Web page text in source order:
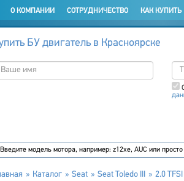
О КОМПАНИИ СОТРУДНИЧЕСТВО КАК КУПИТЬ
БУ двигатель в Красноярске
Каталог Seat Seat Toledo III 2.0 TFSI